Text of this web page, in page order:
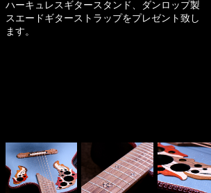
ハーキュレスギタースタンド、ダンロップ製
スエードギターストラップをプレゼント致し
ます。